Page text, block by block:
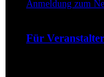
Anmeldung zum
Für Veranstalter